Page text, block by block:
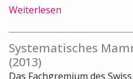
Weiterlesen
Systematisches
(2013)
Das Fachgremium des